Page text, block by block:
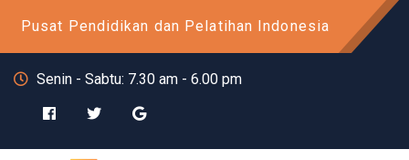
Pusat Pendidikan dan Pelatihan Indonesia
Senin - Sabtu: 7.30 am - 6.00 pm